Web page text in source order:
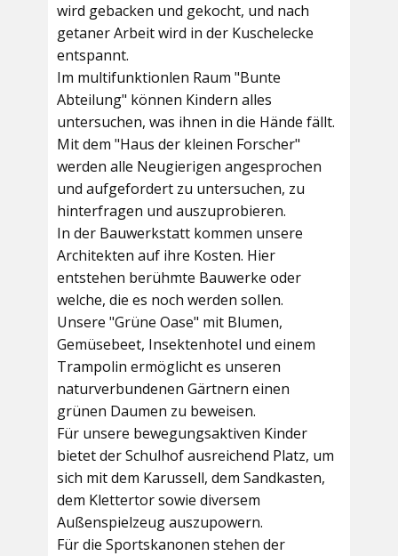
wird gebacken und gekocht, und nach
getaner Arbeit wird in der Kuschelecke
entspannt.
Im multifunktionlen Raum "Bunte
Abteilung" können Kindern alles
untersuchen, was ihnen in die Hände fällt.
Mit dem "Haus der kleinen Forscher"
werden alle Neugierigen angesprochen
und aufgefordert zu untersuchen, zu
hinterfragen und auszuprobieren.
In der Bauwerkstatt kommen unsere
Architekten auf ihre Kosten. Hier
entstehen berühmte Bauwerke oder
welche, die es noch werden sollen.
Unsere "Grüne Oase" mit Blumen,
Gemüsebeet, Insektenhotel und einem
Trampolin ermöglicht es unseren
naturverbundenen Gärtnern einen
grünen Daumen zu beweisen.
Für unsere bewegungsaktiven Kinder
bietet derSchulhofausreichend Platz, um
sich mit dem Karussell, dem Sandkasten,
dem Klettertor sowie diversem
Außenspielzeug auszupowern.
Für die Sportskanonen stehen der